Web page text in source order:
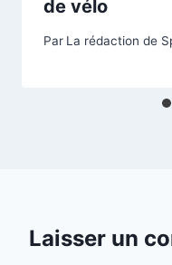
de vélo
Par La rédaction de
Laisser un